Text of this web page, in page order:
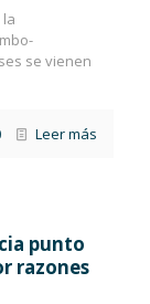
se vienen
Leer más
punto
razones